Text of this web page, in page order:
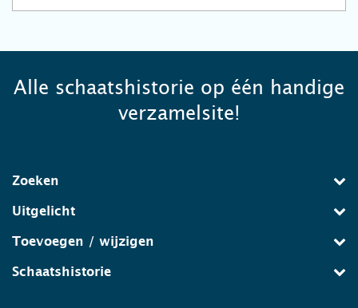
Alle schaatshistorie op één handige
verzamelsite!
Zoeken
Uitgelicht
Toevoegen / wijzigen
Schaatshistorie